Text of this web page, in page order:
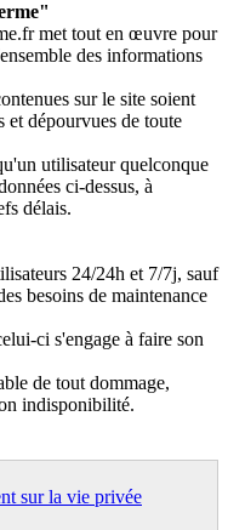
met tout en œuvre pour
des informations
sur le site soient
et dépourvues de toute
utilisateur quelconque
ci-dessus, à
délais.
24/24h et 7/7j, sauf
besoins de maintenance
ci s'engage à faire son
de tout dommage,
indisponibilité.
sur la vie privée